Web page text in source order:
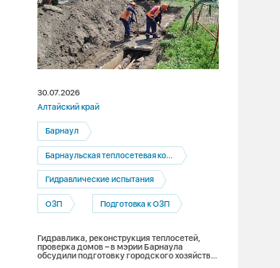
30.07.2026
Алтайский край
Барнаул
Барнаульская теплосетевая компания
Гидравлические испытания
ОЗП Подготовка к ОЗП
Гидравлика, реконструкция теплосетей,
проверка домов – в мэрии Барнаула
обсудили подготовку городского хозяйства